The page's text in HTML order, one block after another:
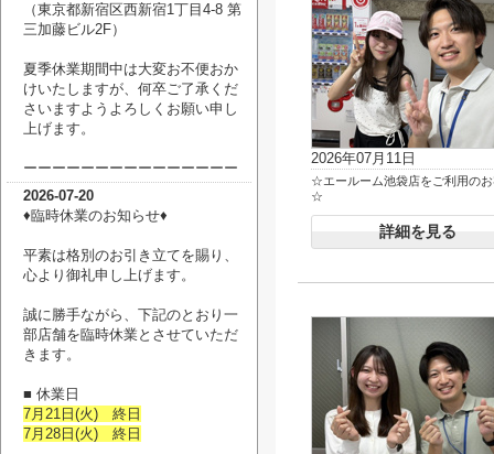
2026年07月11日
☆エールーム池袋店をご利用の
☆
詳細を見る
（東京都新宿区西新宿1丁目4-8 第
三加藤ビル2F）
夏季休業期間中は大変お不便おか
けいたしますが、何卒ご了承くだ
さいますようよろしくお願い申し
上げます。
ーーーーーーーーーーーーーーー
2026-07-20
♦臨時休業のお知らせ♦
平素は格別のお引き立てを賜り、
心より御礼申し上げます。
誠に勝手ながら、下記のとおり一
部店舗を臨時休業とさせていただ
きます。
■ 休業日
7月21日(火) 終日
7月28日(火) 終日